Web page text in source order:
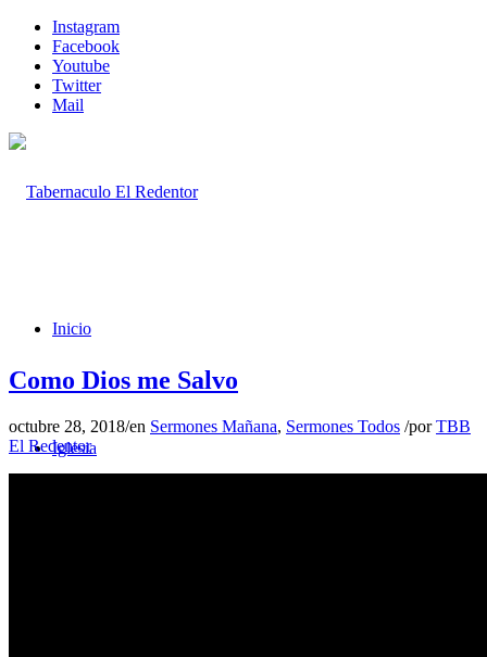
Instagram
Facebook
Youtube
Twitter
Mail
Inicio
Iglesia
Como Dios me Salvo
octubre 28, 2018/en Sermones Mañana, Sermones Todos /porTBB
El Redentor